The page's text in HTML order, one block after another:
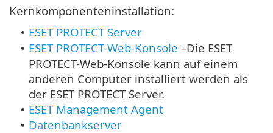
Kernkomponenteninstallation:
• ESET PROTECT Server
• ESET PROTECT-Web-Konsole –Die ESET
PROTECT-Web-Konsole kann auf einem
anderen Computer installiert werden als
der ESET PROTECT Server.
• ESET Management Agent
• Datenbankserver